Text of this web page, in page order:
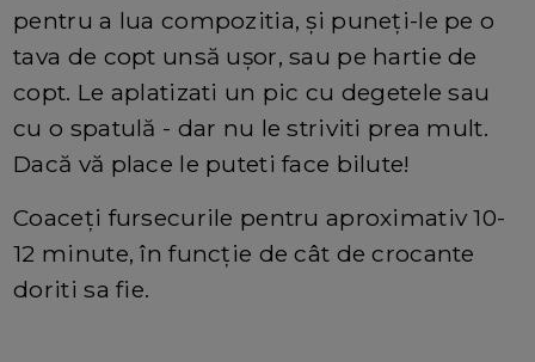
pentru a lua compozitia, și puneți-le pe o
tava de copt unsă ușor, sau pe hartie de
copt. Le aplatizati un pic cu degetele sau
cu o spatulă - dar nu le striviti prea mult.
Dacă vă place le puteti face bilute!
Coaceți fursecurile pentru aproximativ 10-
12 minute, în funcție de cât de crocante
doriti sa fie.